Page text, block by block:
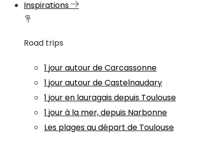
Inspirations
Road trips
1 jour autour de Carcassonne
1 jour autour de Castelnaudary
1 jour en lauragais depuis Toulouse
1 jour à la mer, depuis Narbonne
Les plages au départ de Toulouse